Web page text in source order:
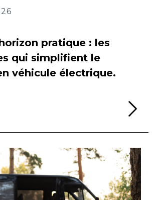
pratique : les
qui simplifient le
véhicule électrique.